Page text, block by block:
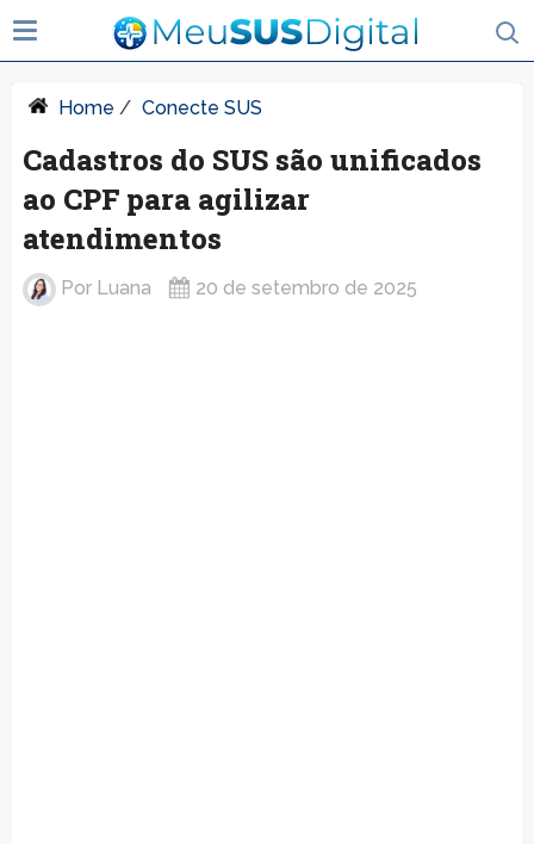
Home / Conecte SUS
Cadastros do SUS são unificados
ao CPF para agilizar
atendimentos
Por Luana 20 de setembro de 2025